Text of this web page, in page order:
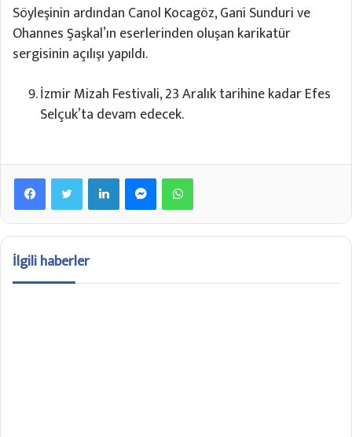
Söyleşinin ardından Canol Kocagöz, Gani Sunduri ve
Ohannes Şaşkal’ın eserlerinden oluşan karikatür
sergisinin açılışı yapıldı.
İzmir Mizah Festivali, 23 Aralık tarihine kadar Efes
Selçuk’ta devam edecek.
İlgili haberler